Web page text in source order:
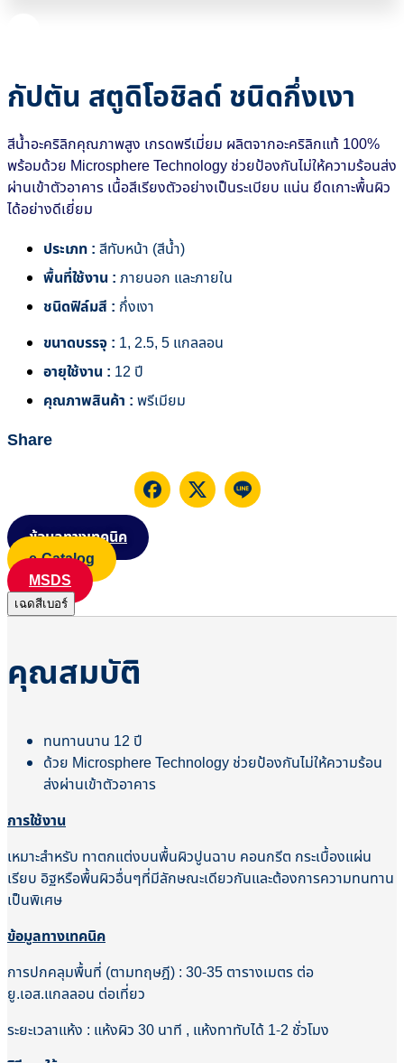
กัปตัน สตูดิโอชิลด์ ชนิดกึ่งเงา
สีน้ำอะคริลิกคุณภาพสูง เกรดพรีเมี่ยม ผลิตจากอะคริลิกแท้ 100%
พร้อมด้วย Microsphere Technology ช่วยป้องกันไม่ให้ความร้อนส่ง
ผ่านเข้าตัวอาคาร เนื้อสีเรียงตัวอย่างเป็นระเบียบ แน่น ยึดเกาะพื้นผิว
ได้อย่างดีเยี่ยม
ประเภท : สีทับหน้า (สีน้ำ)
พื้นที่ใช้งาน : ภายนอก และภายใน
ชนิดฟิล์มสี : กึ่งเงา
ขนาดบรรจุ : 1, 2.5, 5 แกลลอน
อายุใช้งาน : 12 ปี
คุณภาพสินค้า : พรีเมียม
Share
ข้อมูลทางเทคนิค
e-Catalog
MSDS
เฉดสีเบอร์
คุณสมบัติ
ทนทานนาน 12 ปี
ด้วย Microsphere Technology ช่วยป้องกันไม่ให้ความร้อน
ส่งผ่านเข้าตัวอาคาร
การใช้งาน
เหมาะสำหรับ ทาตกแต่งบนพื้นผิวปูนฉาบ คอนกรีต กระเบื้องแผ่น
เรียบ อิฐหรือพื้นผิวอื่นๆที่มีลักษณะเดียวกันและต้องการความทนทาน
เป็นพิเศษ
ข้อมูลทางเทคนิค
การปกคลุมพื้นที่ (ตามทฤษฎี) : 30-35 ตารางเมตร ต่อ
ยู.เอส.แกลลอน ต่อเที่ยว
ระยะเวลาแห้ง : แห้งผิว 30 นาที , แห้งทาทับได้ 1-2 ชั่วโมง